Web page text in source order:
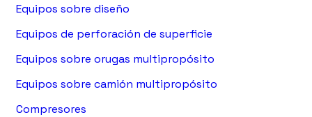
Equipos sobre diseño
Equipos de perforación de superficie
Equipos sobre orugas multipropósito
Equipos sobre camión multipropósito
Compresores